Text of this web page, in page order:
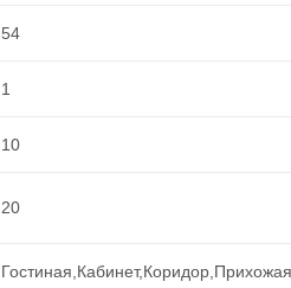
54
1
10
20